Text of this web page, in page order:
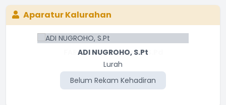
Aparatur Kalurahan
ADI NUGROHO, S.Pt
Lurah
Belum Rekam Kehadiran
FARID NURHUDA ISYA I, S.Pd
Carik
Belum Rekam Kehadiran